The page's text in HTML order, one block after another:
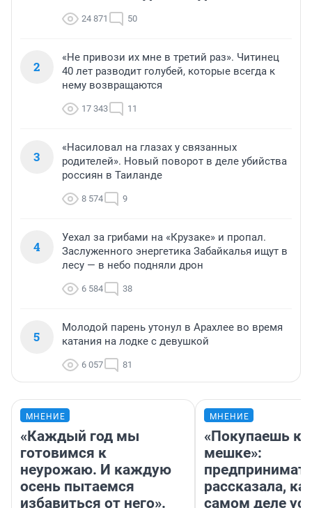
24 871 50
2
«Не привози их мне в третий раз». Читинец
40 лет разводит голубей, которые всегда к
нему возвращаются
17 343 11
3
«Насиловал на глазах у связанных
родителей». Новый поворот в деле убийства
россиян в Таиланде
8 574 9
4
Уехал за грибами на «Крузаке» и пропал.
Заслуженного энергетика Забайкалья ищут в
лесу — в небо подняли дрон
6 584 38
5
Молодой парень утонул в Арахлее во время
катания на лодке с девушкой
6 057 81
МНЕНИЕ
«Каждый год мы
готовимся к
неурожаю. И каждую
осень пытаемся
избавиться от него».
МНЕНИЕ
«Покупаешь
мешке»:
рассказала,
самом деле